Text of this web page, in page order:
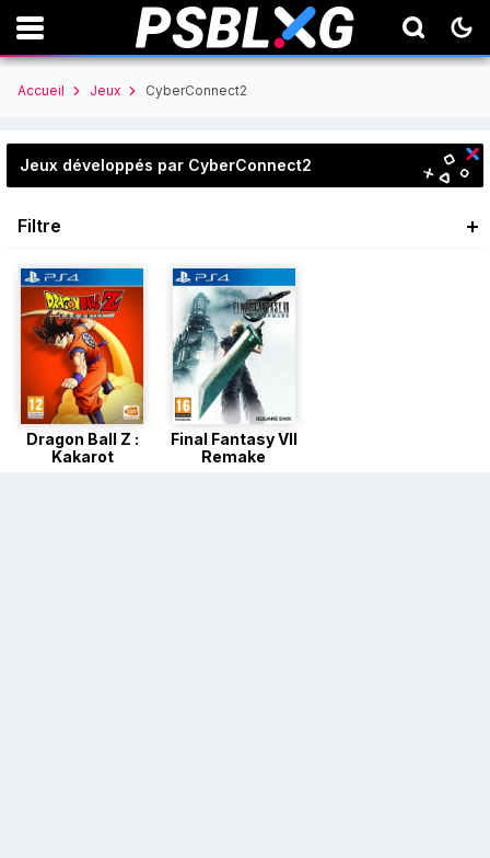
Accueil Jeux CyberConnect2
Jeux développés par CyberConnect2
Filtre
Dragon Ball Z :
Kakarot
Final Fantasy VII
Remake